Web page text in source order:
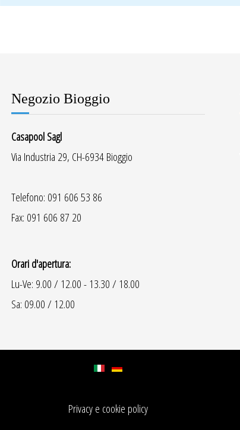
Negozio Bioggio
Casapool Sagl
Via Industria 29, CH-6934 Bioggio
Telefono: 091 606 53 86
Fax: 091 606 87 20
Orari d'apertura:
Lu-Ve: 9.00 / 12.00 - 13.30 / 18.00
Sa: 09.00 / 12.00
Privacy e cookie policy